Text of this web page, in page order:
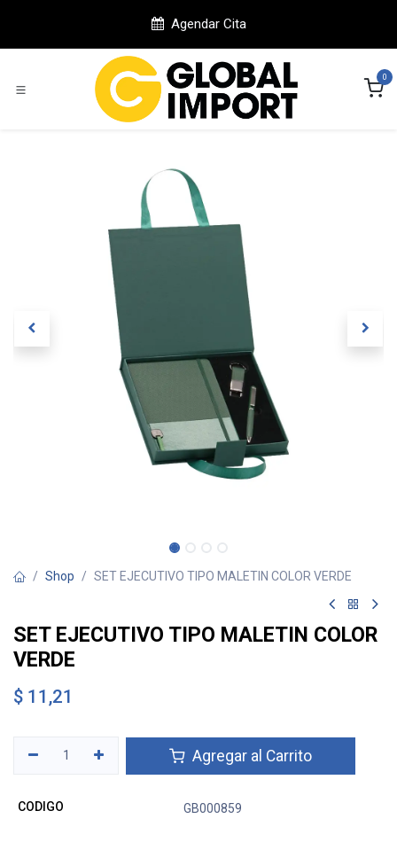
Agendar Cita
0
Shop SET EJECUTIVO TIPO MALETIN COLOR VERDE
SET EJECUTIVO TIPO MALETIN COLOR
VERDE
$ 11,21
Agregar al Carrito
CODIGO GB000859